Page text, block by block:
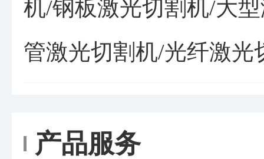
机/钢板激光切割机/大
管激光切割机/光纤激光
产品服务